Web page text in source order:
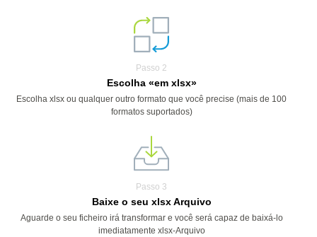
Passo 2
Escolha «em xlsx»
Escolha xlsx ou qualquer outro formato que você precise (mais de 100
formatos suportados)
Passo 3
Baixe o seu xlsx Arquivo
Aguarde o seu ficheiro irá transformar e você será capaz de baixá-lo
imediatamente xlsx-Arquivo